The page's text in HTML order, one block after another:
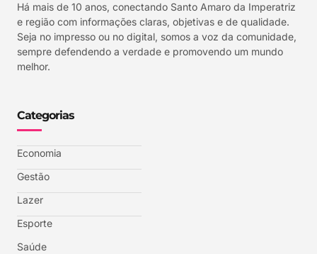
Há mais de 10 anos, conectando Santo Amaro da Imperatriz
e região com informações claras, objetivas e de qualidade.
Seja no impresso ou no digital, somos a voz da comunidade,
sempre defendendo a verdade e promovendo um mundo
melhor.
Categorias
Economia
Gestão
Lazer
Esporte
Saúde